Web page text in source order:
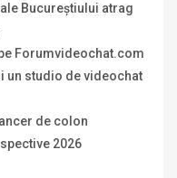
Bucureștiului atrag
Forumvideochat.com
un studio de videochat
de colon
2026